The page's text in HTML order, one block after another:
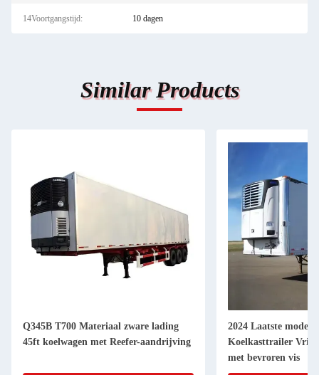
14Voortgangstijd: 10 dagen
Similar Products
Q345B T700 Materiaal zware lading
45ft koelwagen met Reefer-aandrijving
2024 Laatste
Koelkasttrailer
met bevroren vis